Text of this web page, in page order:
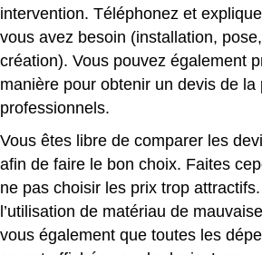
intervention. Téléphonez et
vous avez besoin (installation,
création). Vous pouvez également
manière pour obtenir un devis de la
professionnels.
Vous êtes libre de comparer les
afin de faire le bon choix. Faites
ne pas choisir les prix trop
l’utilisation de matériau de
vous également que toutes les